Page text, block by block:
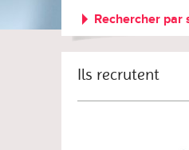
Rechercher par
Ils recrutent